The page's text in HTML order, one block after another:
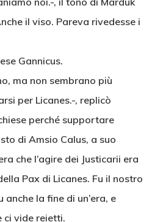
il viso. Pareva rivedesse i
Gannicus.
ma non sembrano più
per Licanes.-, replicò
perché supportare
di Amsio Calus, a suo
che l’agire dei Justicarii era
Pax di Licanes. Fu il nostro
la fine di un’era, e
ci vide reietti.